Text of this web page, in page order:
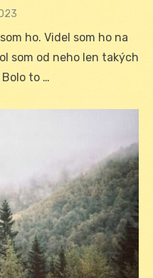
ho. Videl som ho na
som od neho len takých
to …